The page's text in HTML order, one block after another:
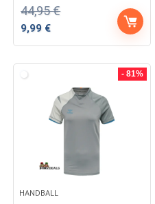
44,95€
Ursprünglicher
9,99 €Aktueller
- 81%
HANDBALL